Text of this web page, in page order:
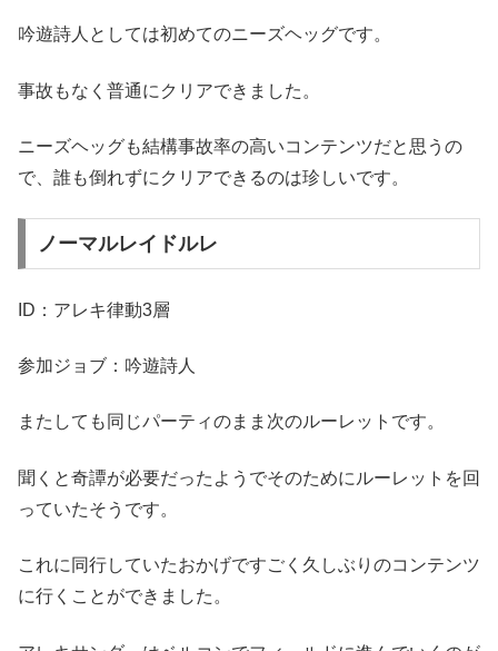
吟遊詩人としては初めてのニーズヘッグです。
事故もなく普通にクリアできました。
ニーズヘッグも結構事故率の高いコンテンツだと思うの
で、誰も倒れずにクリアできるのは珍しいです。
ノーマルレイドルレ
ID：アレキ律動3層
参加ジョブ：吟遊詩人
またしても同じパーティのまま次のルーレットです。
聞くと奇譚が必要だったようでそのためにルーレットを回
っていたそうです。
これに同行していたおかげですごく久しぶりのコンテンツ
に行くことができました。